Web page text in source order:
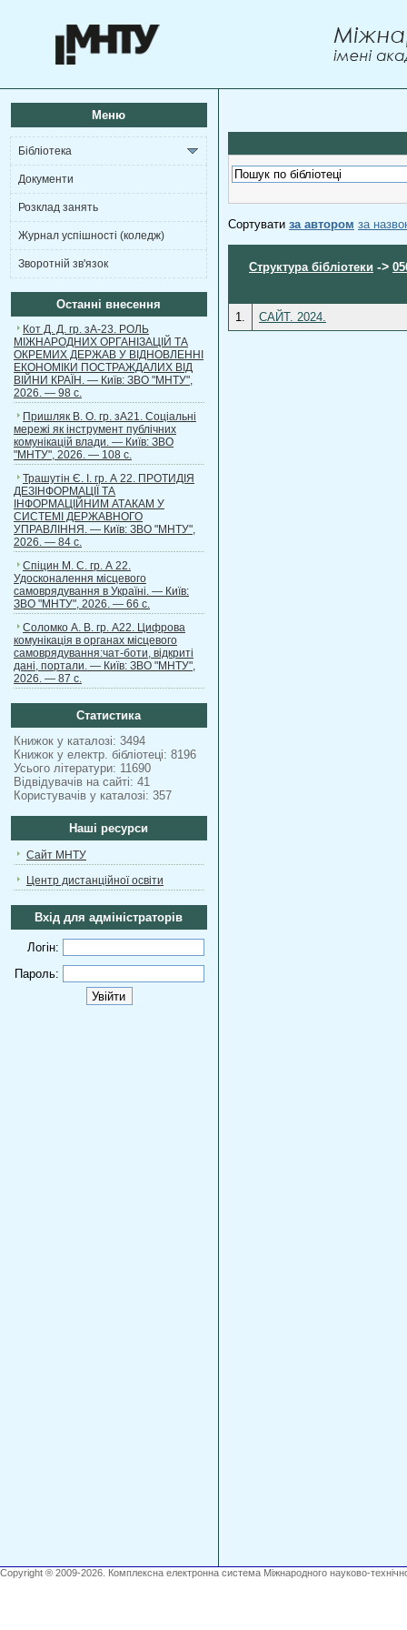
Меню
Бібліотека
Документи
Розклад занять
Журнал успішності (коледж)
Зворотній зв'язок
Останні внесення
Кот Д. Д. гр. зА-23. РОЛЬ
МІЖНАРОДНИХ ОРГАНІЗАЦІЙ ТА
ОКРЕМИХ ДЕРЖАВ У ВІДНОВЛЕННІ
ЕКОНОМІКИ ПОСТРАЖДАЛИХ ВІД
ВІЙНИ КРАЇН. — Київ: ЗВО "МНТУ",
2026. — 98 с.
Пришляк В. О. гр. зА21. Соціальні
мережі як інструмент публічних
комунікацій влади. — Київ: ЗВО
"МНТУ", 2026. — 108 с.
Трашутін Є. І. гр. А 22. ПРОТИДІЯ
ДЕЗІНФОРМАЦІЇ ТА
ІНФОРМАЦІЙНИМ АТАКАМ У
СИСТЕМІ ДЕРЖАВНОГО
УПРАВЛІННЯ. — Київ: ЗВО "МНТУ",
2026. — 84 с.
Спіцин М. С. гр. А 22.
Удосконалення місцевого
самоврядування в Україні. — Київ:
ЗВО "МНТУ", 2026. — 66 с.
Соломко А. В. гр. А22. Цифрова
комунікація в органах місцевого
самоврядування:чат-боти, відкриті
дані, портали. — Київ: ЗВО "МНТУ",
2026. — 87 с.
Статистика
Книжок у каталозі: 3494
Книжок у електр. бібліотеці: 8196
Усього літератури: 11690
Відвідувачів на сайті: 41
Користувачів у каталозі: 357
Наші ресурси
Сайт МНТУ
Центр дистанційної освіти
Вхід для адміністраторів
Логін:
Пароль:
Сортувати за автором за
Структура бібліотеки ->
1. САЙТ. 2024.
Copyright ® 2009-2026. Комплексна електронна система Міжнародного науково-